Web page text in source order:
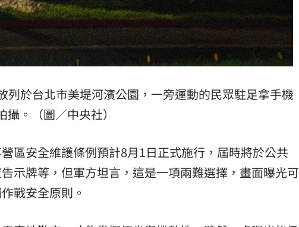
於台北市美堤河濱公園，一旁運動的民眾駐足拿手機
攝。（圖／中央社）
區安全維護條例預計8月1日正式施行，屆時將於公共
示牌等，但軍方坦言，這是一項兩難選擇，畫面曝光可
戰安全原則。